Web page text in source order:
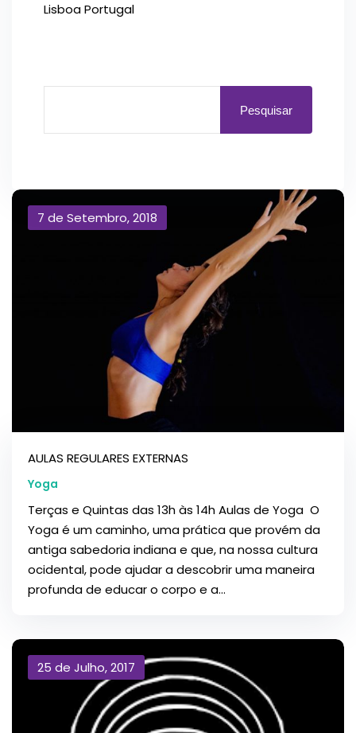
7 de Setembro, 2018
AULAS REGULARES EXTERNAS
Yoga
Terças e Quintas das 13h às 14h Aulas de Yoga O
Yoga é um caminho, uma prática que provém da
antiga sabedoria indiana e que, na nossa cultura
ocidental, pode ajudar a descobrir uma maneira
profunda de educar o corpo e a...
25 de Julho, 2017
Lisboa Portugal
Pesquisar